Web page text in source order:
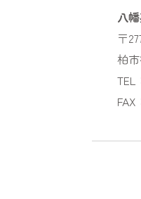
八
〒
柏
TEL
FAX